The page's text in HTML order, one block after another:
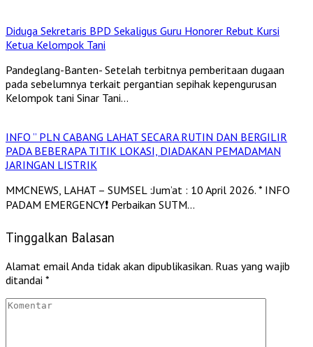
Diduga Sekretaris BPD Sekaligus Guru Honorer Rebut Kursi
Ketua Kelompok Tani
Pandeglang-Banten- Setelah terbitnya pemberitaan dugaan
pada sebelumnya terkait pergantian sepihak kepengurusan
Kelompok tani Sinar Tani…
INFO ” PLN CABANG LAHAT SECARA RUTIN DAN BERGILIR
PADA BEBERAPA TITIK LOKASI, DIADAKAN PEMADAMAN
JARINGAN LISTRIK
MMCNEWS, LAHAT – SUMSEL :Jum’at : 10 April 2026. * INFO
PADAM EMERGENCY❗️ Perbaikan SUTM…
Tinggalkan Balasan
Alamat email Anda tidak akan dipublikasikan. Ruas yang wajib
ditandai *